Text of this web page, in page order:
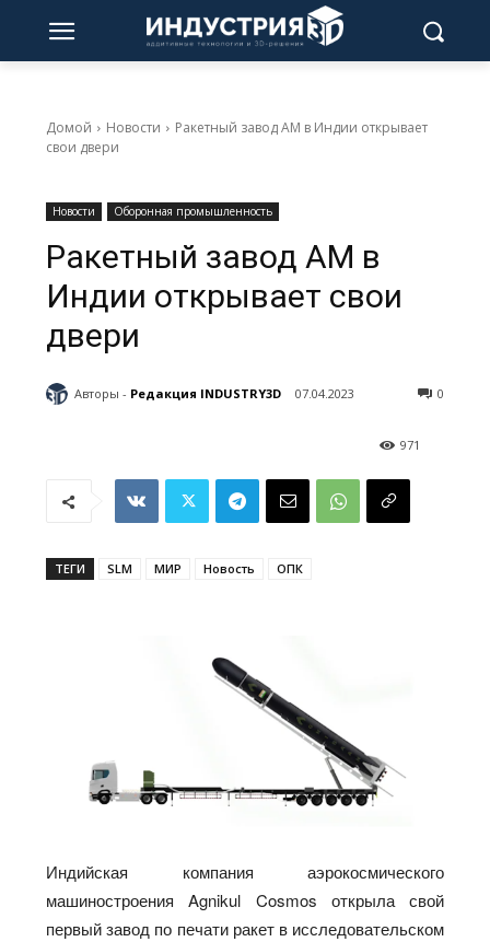
Домой Новости
Ракетный завод AM в Индии открывает
свои двери
Новости Оборонная промышленность
Ракетный завод AM в
Индии открывает свои
двери
Авторы - Редакция INDUSTRY3D 07.04.2023 0
971
ТЕГИ SLM МИР Новость ОПК
Индийская компания аэрокосмического
машиностроения Agnikul Cosmos открыла свой
первый завод по печати ракет в исследовательском